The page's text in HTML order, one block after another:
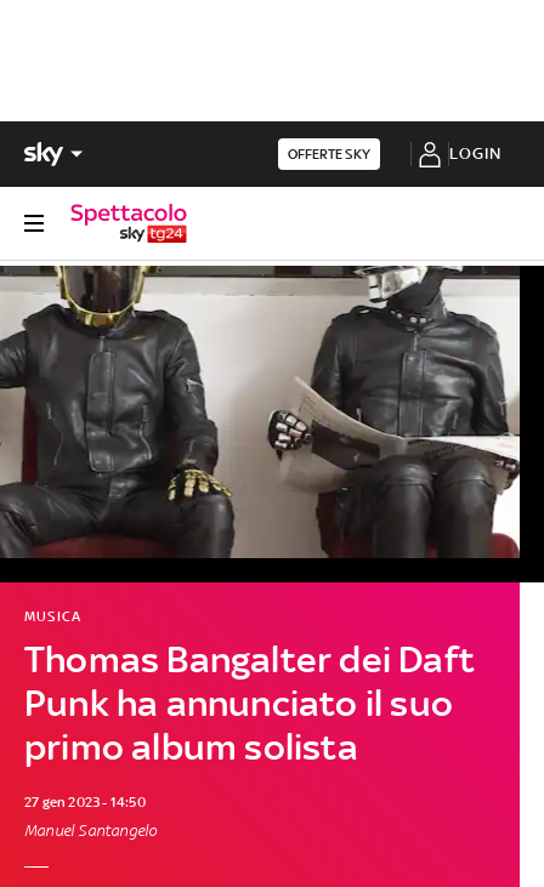
OFFERTE SKY LOGIN
Thomas Bangalter dei Daft
Punk ha annunciato il suo
primo album solista
MUSICA
27 gen 2023 - 14:50
Manuel Santangelo